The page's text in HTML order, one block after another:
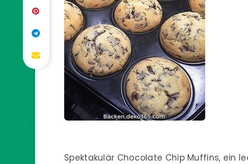
Spektakulär Chocolate Chip Muffins, ein